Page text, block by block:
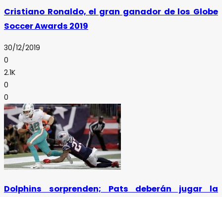
Cristiano Ronaldo, el gran ganador de los Globe
Soccer Awards 2019
30/12/2019
0
2.1K
0
0
Dolphins sorprenden; Pats deberán jugar la